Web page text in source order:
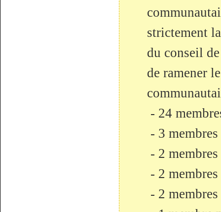
strictement
du conseil
de ramener
- 24
- 3
- 2
- 2
- 2